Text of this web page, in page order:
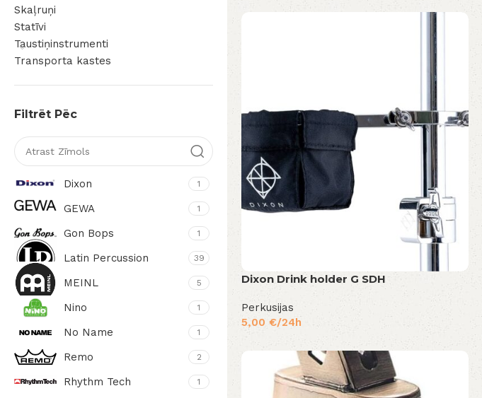
Skaļruņi
Statīvi
Taustiņinstrumenti
Transporta kastes
Filtrēt Pēc
Dixon 1
GEWA 1
Gon Bops 1
Latin Percussion 39
MEINL 5
Nino 1
No Name 1
Remo 2
Rhythm Tech 1
Dixon Drink holder G SDH
Perkusijas
5,00 €/24h